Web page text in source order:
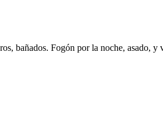
bañados. Fogón por la noche, asado,